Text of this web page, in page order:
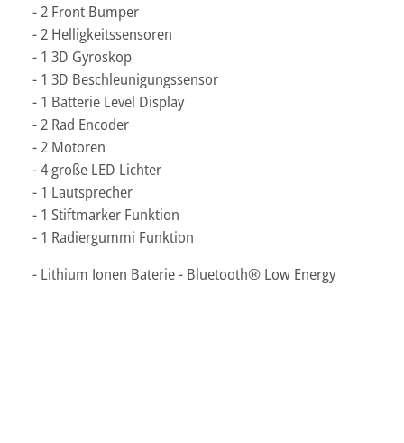
- 2 Front Bumper
- 2 Helligkeitssensoren
- 1 3D Gyroskop
- 1 3D Beschleunigungssensor
- 1 Batterie Level Display
- 2 Rad Encoder
- 2 Motoren
- 4 große LED Lichter
- 1 Lautsprecher
- 1 Stiftmarker Funktion
- 1 Radiergummi Funktion
- Lithium Ionen Baterie - Bluetooth® Low Energy